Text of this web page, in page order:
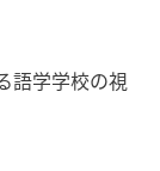
語学学校の視